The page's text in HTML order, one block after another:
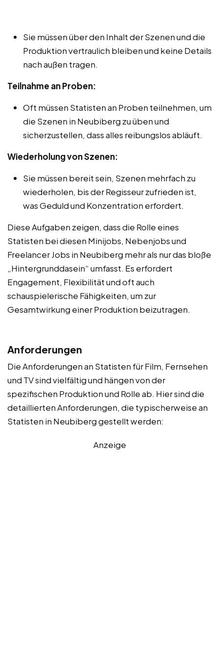
Sie müssen über den Inhalt der Szenen und die
Produktion vertraulich bleiben und keine Details
nach außen tragen.
Teilnahme an Proben:
Oft müssen Statisten an Proben teilnehmen, um
die Szenen in Neubiberg zu üben und
sicherzustellen, dass alles reibungslos abläuft.
Wiederholung von Szenen:
Sie müssen bereit sein, Szenen mehrfach zu
wiederholen, bis der Regisseur zufrieden ist,
was Geduld und Konzentration erfordert.
Diese Aufgaben zeigen, dass die Rolle eines
Statisten bei diesen Minijobs, Nebenjobs und
Freelancer Jobs in Neubiberg mehr als nur das bloße
„Hintergrunddasein“ umfasst. Es erfordert
Engagement, Flexibilität und oft auch
schauspielerische Fähigkeiten, um zur
Gesamtwirkung einer Produktion beizutragen.
Anforderungen
Die Anforderungen an Statisten für Film, Fernsehen
und TV sind vielfältig und hängen von der
spezifischen Produktion und Rolle ab. Hier sind die
detaillierten Anforderungen, die typischerweise an
Statisten in Neubiberg gestellt werden:
Anzeige